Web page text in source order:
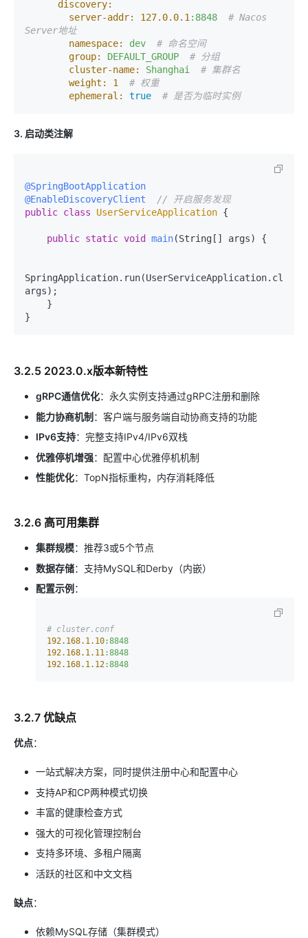
discovery:
server-addr:
127.0.0.1 :8848
# Nacos
Server地址
namespace:
dev
# 命名空间
group:
DEFAULT_GROUP
# 分组
cluster-name:
Shanghai
# 集群名
weight:
1
# 权重
ephemeral:
true # 是否为临时实例
3. 启动类注解
@SpringBootApplication
@EnableDiscoveryClient
// 开启服务发现
public class UserServiceApplication {
public static void main(String[] args) {
SpringApplication.run(UserServiceApplication.class,
args);
3.2.5 2023.0.x版本新特性
gRPC通信优化：永久实例支持通过gRPC注册和删除
能力协商机制 ：客户端与服务端自动协商支持的功能
IPv6支持：完整支持IPv4/IPv6双栈
优雅停机增强：配置中心优雅停机机制
性能优化：TopN指标重构，内存消耗降低
3.2.6 高可用集群
集群规模：推荐3或5个节点
数据存储：支持MySQL和Derby（内嵌）
配置示例 ：
# cluster.conf
192.168.1.10:8848
192.168.1.11:8848
192.168.1.12:8848
3.2.7 优缺点
优点：
一站式解决方案，同时提供注册中心和配置中心
支持AP和CP两种模式切换
丰富的健康检查方式
强大的可视化管理控制台
支持多环境、多租户隔离
活跃的社区和中文文档
缺点：
依赖MySQL存储（集群模式）